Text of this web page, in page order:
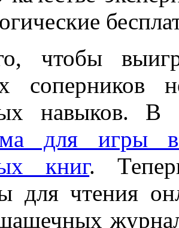
чтобы
соперников
навыков. В
для игры
книг.
для чтения